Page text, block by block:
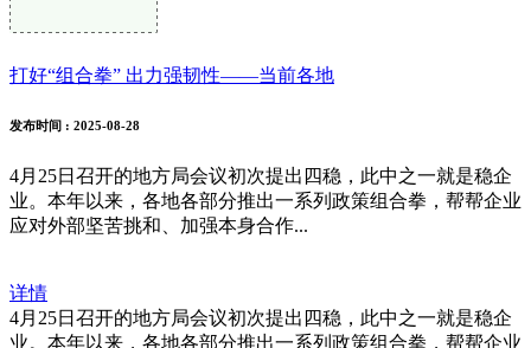
打好“组合拳” 出力强韧性——当前各地
发布时间 : 2025-08-28
4月25日召开的地方局会议初次提出四稳，此中之一就是稳企
业。本年以来，各地各部分推出一系列政策组合拳，帮帮企业
应对外部坚苦挑和、加强本身合作...
详情
4月25日召开的地方局会议初次提出四稳，此中之一就是稳企
业。本年以来，各地各部分推出一系列政策组合拳，帮帮企业